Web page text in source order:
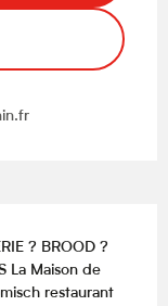
? BROOD ?
La Maison de
restaurant